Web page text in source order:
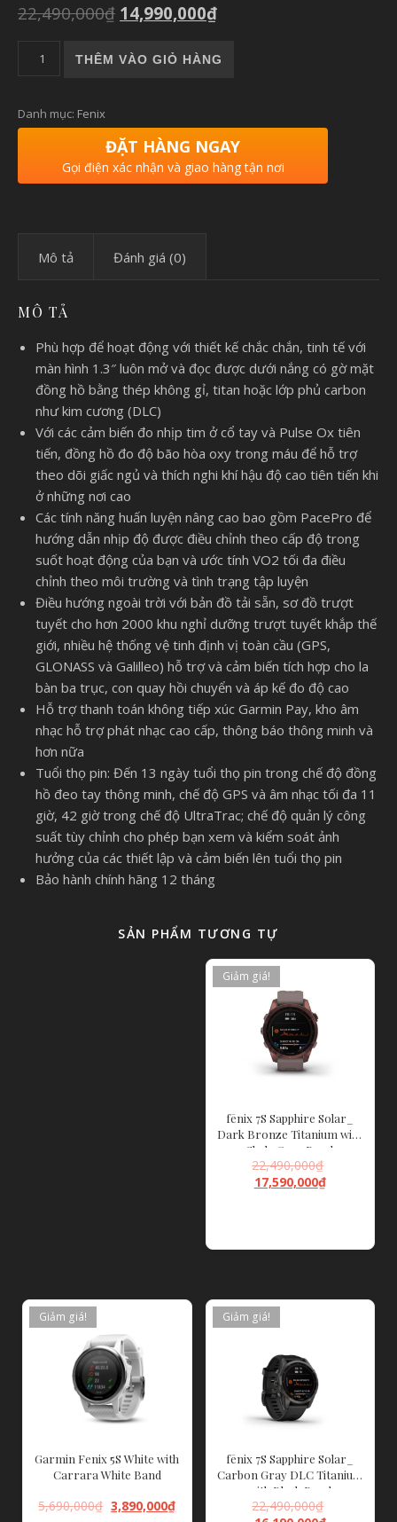
22,490,000₫ 14,990,000₫
Garmin Fenix 6 - Sapphire - Black DLC with Heathered Red
THÊM VÀO GIỎ HÀNG
Danh mục: Fenix
ĐẶT HÀNG NGAY
Gọi điện xác nhận và giao hàng tận nơi
Mô tả Đánh giá (0)
MÔ TẢ
Phù hợp để hoạt động với thiết kế chắc chắn, tinh tế với
màn hình 1.3″ luôn mở và đọc được dưới nắng có gờ mặt
đồng hồ bằng thép không gỉ, titan hoặc lớp phủ carbon
như kim cương (DLC)
Với các cảm biến đo nhịp tim ở cổ tay và Pulse Ox tiên
tiến, đồng hồ đo độ bão hòa oxy trong máu để hỗ trợ
theo dõi giấc ngủ và thích nghi khí hậu độ cao tiên tiến khi
ở những nơi cao
Các tính năng huấn luyện nâng cao bao gồm PacePro để
hướng dẫn nhịp độ được điều chỉnh theo cấp độ trong
suốt hoạt động của bạn và ước tính VO2 tối đa điều
chỉnh theo môi trường và tình trạng tập luyện
Điều hướng ngoài trời với bản đồ tải sẵn, sơ đồ trượt
tuyết cho hơn 2000 khu nghỉ dưỡng trượt tuyết khắp thế
giới, nhiều hệ thống vệ tinh định vị toàn cầu (GPS,
GLONASS và Galilleo) hỗ trợ và cảm biến tích hợp cho la
bàn ba trục, con quay hồi chuyển và áp kế đo độ cao
Hỗ trợ thanh toán không tiếp xúc Garmin Pay, kho âm
nhạc hỗ trợ phát nhạc cao cấp, thông báo thông minh và
hơn nữa
Tuổi thọ pin: Đến 13 ngày tuổi thọ pin trong chế độ đồng
hồ đeo tay thông minh, chế độ GPS và âm nhạc tối đa 11
giờ, 42 giờ trong chế độ UltraTrac; chế độ quản lý công
suất tùy chỉnh cho phép bạn xem và kiểm soát ảnh
hưởng của các thiết lập và cảm biến lên tuổi thọ pin
Bảo hành chính hãng 12 tháng
SẢN PHẨM TƯƠNG TỰ
Giảm giá!
fēnix 7S Sapphire Solar_
Dark Bronze Titanium with
Shale Gray Band
22,490,000₫
17,590,000₫
Giảm giá!
Garmin Fenix 5S White with
Carrara White Band
5,690,000₫ 3,890,000₫
Giảm giá!
fēnix 7S Sapphire Solar_
Carbon Gray DLC Titanium
with Black Band
22,490,000₫